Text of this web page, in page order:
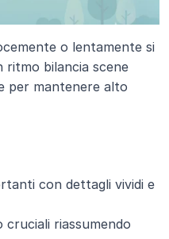
o lentamente si
ritmo bilancia scene
per mantenere alto
con dettagli vividi e
cruciali riassumendo